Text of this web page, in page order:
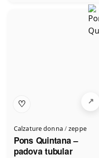
♡
Calzature donna /zeppe
Pons Quintana –
padova tubular